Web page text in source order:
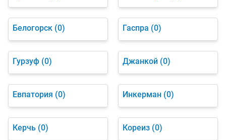
Белогорск (0) Гаспра (0)
Гурзуф (0) Джанкой (0)
Евпатория (0) Инкерман (0)
Керчь (0) Кореиз (0)